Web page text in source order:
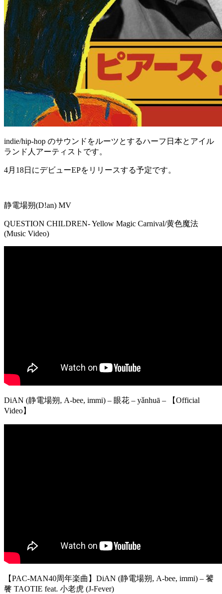
indie/hip-hop のサウンドをルーツとするハーフ日本とアイル
ランド人アーティストです。
4月18日にデビューEPをリリースする予定です。
静電場朔(D!an) MV
QUESTION CHILDREN- Yellow Magic Carnival/黄色魔法
(Music Video)
DiAN (静電場朔, A-bee, immi) – 眼花 – yǎnhuā – 【Official
Video】
【PAC-MAN40周年楽曲】DiAN (静電場朔, A-bee, immi) – 饕
餮 TAOTIE feat. 小老虎 (J-Fever)